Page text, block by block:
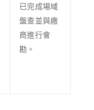
已完成場域
盤查並與廠
商進行會
勘。